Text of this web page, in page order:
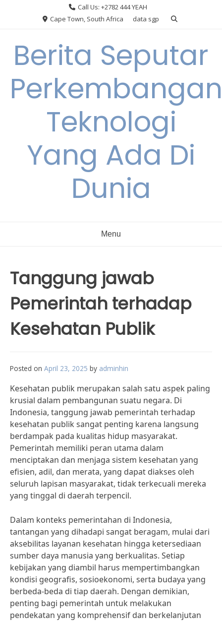
Call Us: +2782 444 YEAH
Cape Town, South Africa
data sgp
Berita Seputar
Perkembangan
Teknologi
Yang Ada Di
Dunia
Menu
Tanggung jawab
Pemerintah terhadap
Kesehatan Publik
Posted on April 23, 2025 by adminhin
Kesehatan publik merupakan salah satu aspek paling
krusial dalam pembangunan suatu negara. Di
Indonesia, tanggung jawab pemerintah terhadap
kesehatan publik sangat penting karena langsung
berdampak pada kualitas hidup masyarakat.
Pemerintah memiliki peran utama dalam
menciptakan dan menjaga sistem kesehatan yang
efisien, adil, dan merata, yang dapat diakses oleh
seluruh lapisan masyarakat, tidak terkecuali mereka
yang tinggal di daerah terpencil.
Dalam konteks pemerintahan di Indonesia,
tantangan yang dihadapi sangat beragam, mulai dari
aksebilitas layanan kesehatan hingga ketersediaan
sumber daya manusia yang berkualitas. Setiap
kebijakan yang diambil harus mempertimbangkan
kondisi geografis, sosioekonomi, serta budaya yang
berbeda-beda di tiap daerah. Dengan demikian,
penting bagi pemerintah untuk melakukan
pendekatan yang komprehensif dan berkelanjutan